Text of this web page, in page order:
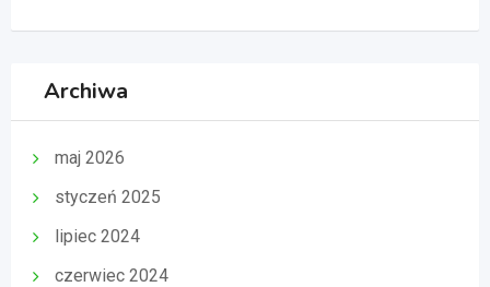
Archiwa
maj 2026
styczeń 2025
lipiec 2024
czerwiec 2024